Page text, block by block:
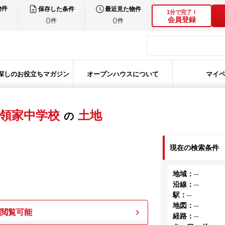
件 保存した条件
0件
最近見た物件
0件
1分で完了！
会員登録
しのお役立ちマガジン オープンハウスについて マイ
家中学校 の 土地
覧可能
現在の検索条件
地域 ：--
沿線 ：--
駅 ：--
地図 ：--
経路 ：--